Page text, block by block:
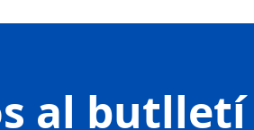
al butlletí